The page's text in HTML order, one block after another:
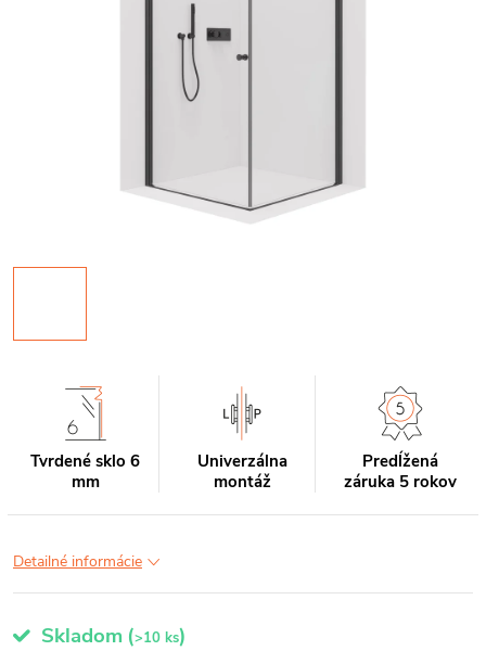
Tvrdené sklo 6
mm
Univerzálna
montáž
Predĺžená
záruka 5 rokov
Detailné informácie
Skladom (>10 ks)